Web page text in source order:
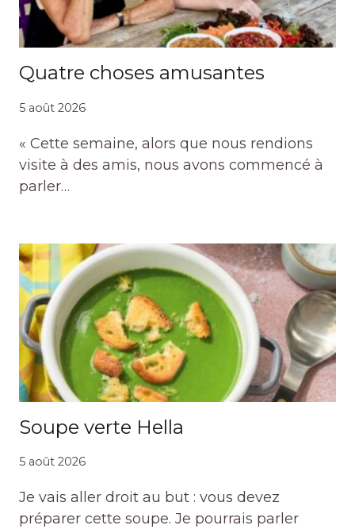
Quatre choses amusantes
5 août 2026
« Cette semaine, alors que nous rendions
visite à des amis, nous avons commencé à
parler…
Soupe verte Hella
5 août 2026
Je vais aller droit au but : vous devez
préparer cette soupe. Je pourrais parler